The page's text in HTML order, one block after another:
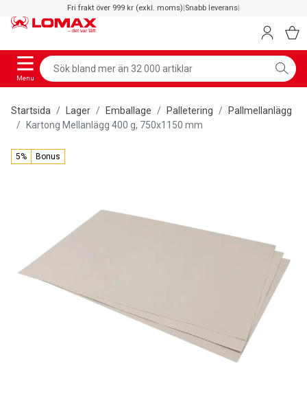
Fri frakt över 999 kr (exkl. moms)|Snabb leverans|
Menu
Startsida Lager Emballage Palletering
Pallmellanlägg
Kartong Mellanlägg 400 g, 750x1150 mm
5% Bonus